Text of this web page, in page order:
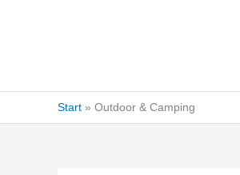
Start Outdoor & Camping